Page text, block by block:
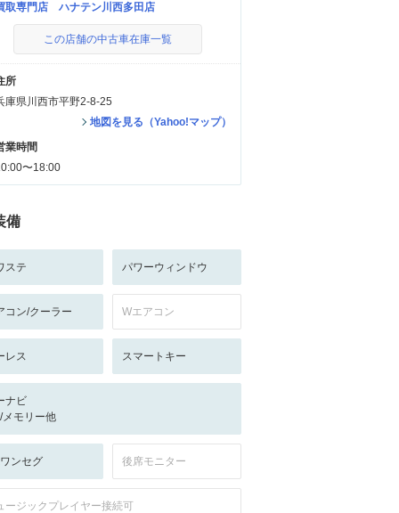
取専門店 ハナテン川西多田店
この店舗の中古車在庫一覧
所
庫県川西市平野2-8-25
地図を見る（Yahoo!マップ）
業時間
〜18:00
備
ステ パワーウィンドウ
コン/クーラー Wエアコン
レス スマートキー
ナビ
メモリー他
ンセグ 後席モニター
ージックプレイヤー接続可